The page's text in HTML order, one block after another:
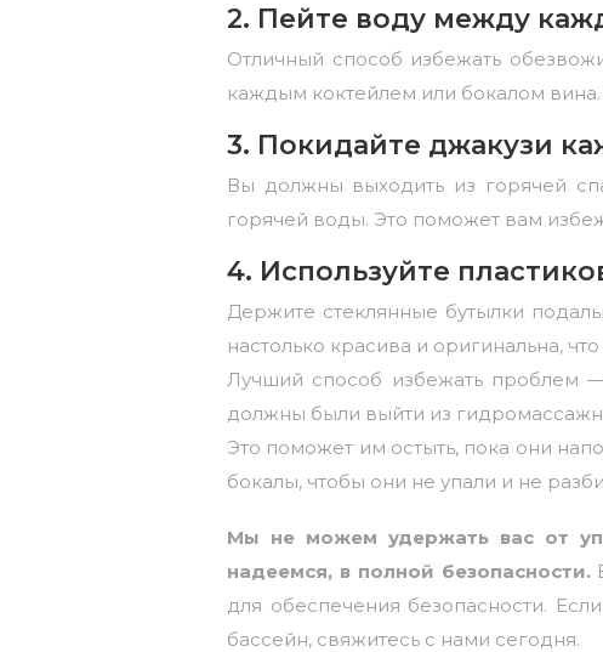
2. Пейте воду между
Отличный способ избежать
каждым коктейлем или бокалом
3. Покидайте джакузи
Вы должны выходить из горячей
горячей воды. Это поможет вам
4. Используйте
Держите стеклянные бутылки
настолько красива и оригинальна,
Лучший способ избежать проблем
должны были выйти из
Это поможет им остыть, пока они
бокалы, чтобы они не упали и не
Мы не можем удержать вас от
надеемся, в полной безопасности.
для обеспечения безопасности.
бассейн, свяжитесь с нами сегодня.